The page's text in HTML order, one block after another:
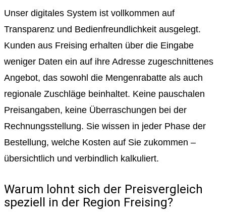
Unser digitales System ist vollkommen auf
Transparenz und Bedienfreundlichkeit ausgelegt.
Kunden aus Freising erhalten über die Eingabe
weniger Daten ein auf ihre Adresse zugeschnittenes
Angebot, das sowohl die Mengenrabatte als auch
regionale Zuschläge beinhaltet. Keine pauschalen
Preisangaben, keine Überraschungen bei der
Rechnungsstellung. Sie wissen in jeder Phase der
Bestellung, welche Kosten auf Sie zukommen –
übersichtlich und verbindlich kalkuliert.
Warum lohnt sich der Preisvergleich
speziell in der Region Freising?